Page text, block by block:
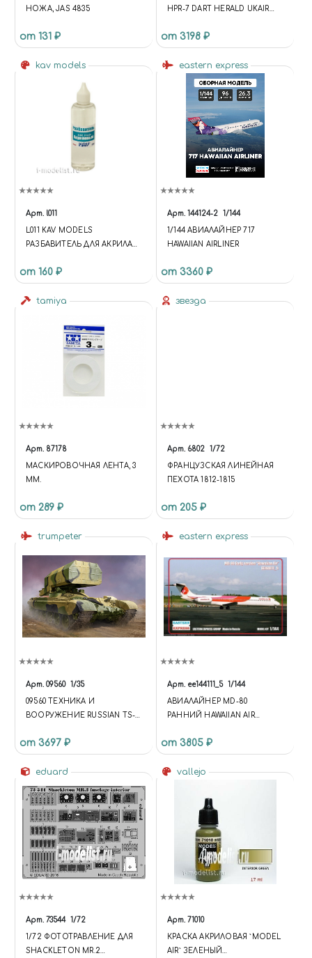
НОЖА, JAS 4835
от 131 ₽
HPR-7 DART HERALD UKAIR
от 3198 ₽
kav models
Арт. l011
L011 KAV MODELS
РАЗБАВИТЕЛЬ ДЛЯ АКРИЛА
от 160 ₽
eastern express
Арт. 144124-2 1/144
1/144 АВИАЛАЙНЕР 717
HAWAIIAN AIRLINER
от 3360 ₽
tamiya
Арт. 87178
МАСКИРОВОЧНАЯ ЛЕНТА, 3
ММ.
от 289 ₽
звезда
Арт. 6802 1/72
ФРАНЦУЗСКАЯ ЛИНЕЙНАЯ
ПЕХОТА 1812-1815
от 205 ₽
trumpeter
Арт. 09560 1/35
09560 ТЕХНИКА И
ВООРУЖЕНИЕ RUSSIAN TS-1
MOD.1989
от 3697 ₽
eastern express
Арт. ее144111_5 1/144
АВИАЛАЙНЕР MD-80
РАННИЙ HAWAIIAN AIR
от 3805 ₽
eduard
Арт. 73544 1/72
1/72 ФОТОТРАВЛЕНИЕ ДЛЯ
SHACKLETON MR.2
vallejo
Арт. 71010
КРАСКА АКРИЛОВАЯ `MODEL
AIR` ЗЕЛЕНЫЙ